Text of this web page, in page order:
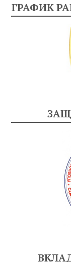
ГРАФИК